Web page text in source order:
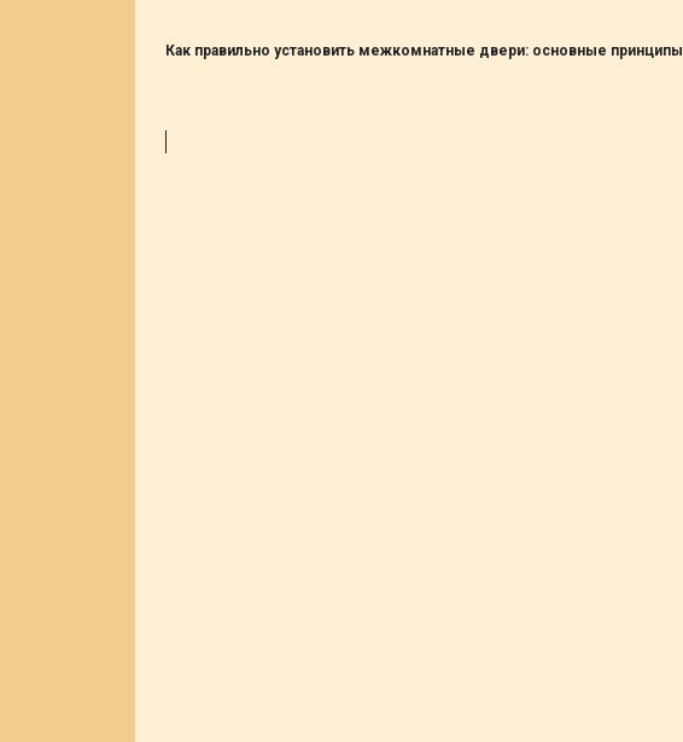
Как правильно установить межкомнатные двери: основные принципы